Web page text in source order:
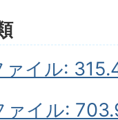
イル:
イル: